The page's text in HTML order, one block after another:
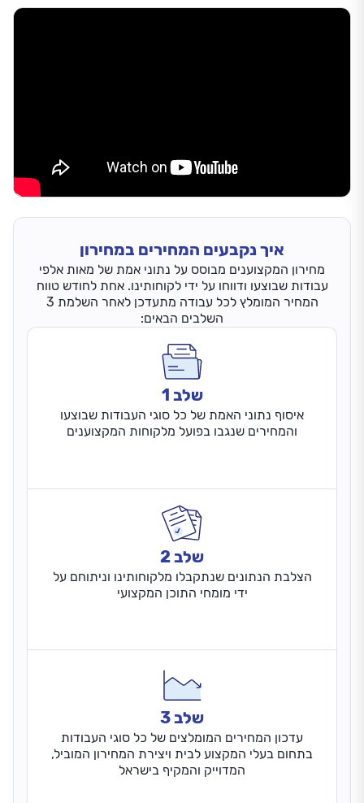
איך נקבעים המחירים במחירון
מחירון המקצוענים מבוסס על נתוני אמת של מאות אלפי
עבודות שבוצעו ודווחו על ידי לקוחותינו. אחת לחודש טווח
המחיר המומלץ לכל עבודה מתעדכן לאחר השלמת 3
השלבים הבאים:
שלב 1
איסוף נתוני האמת של כל סוגי העבודות שבוצעו
והמחירים שנגבו בפועל מלקוחות המקצוענים
שלב 2
הצלבת הנתונים שנתקבלו מלקוחותינו וניתוחם על
ידי מומחי התוכן המקצועי
שלב 3
עדכון המחירים המומלצים של כל סוגי העבודות
בתחום בעלי המקצוע לבית ויצירת המחירון המוביל,
המדוייק והמקיף בישראל